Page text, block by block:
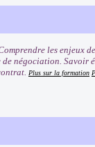
les enjeux
négociation. Savoir
Plus sur la formation